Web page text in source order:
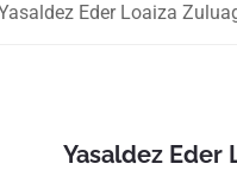
Eder Loaiza
Yasaldez Eder